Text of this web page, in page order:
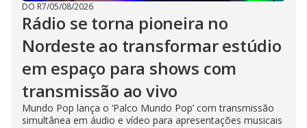
DO R7/05/08/2026
Rádio se torna pioneira no
Nordeste ao transformar estúdio
em espaço para shows com
transmissão ao vivo
Mundo Pop lança o ‘Palco Mundo Pop’ com transmissão
simultânea em áudio e vídeo para apresentações musicais